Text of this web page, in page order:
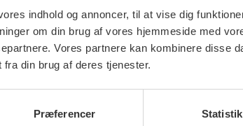
indhold og annoncer, til at vise dig
om din brug af vores hjemmeside med
Vores partnere kan kombinere disse
din brug af deres tjenester.
Præferencer Statistik
Emil Olsen,
Gry Larsen,
Rasmus T. Mortensen,
Henriette Hennelund.
Samt følgende suppleanter: